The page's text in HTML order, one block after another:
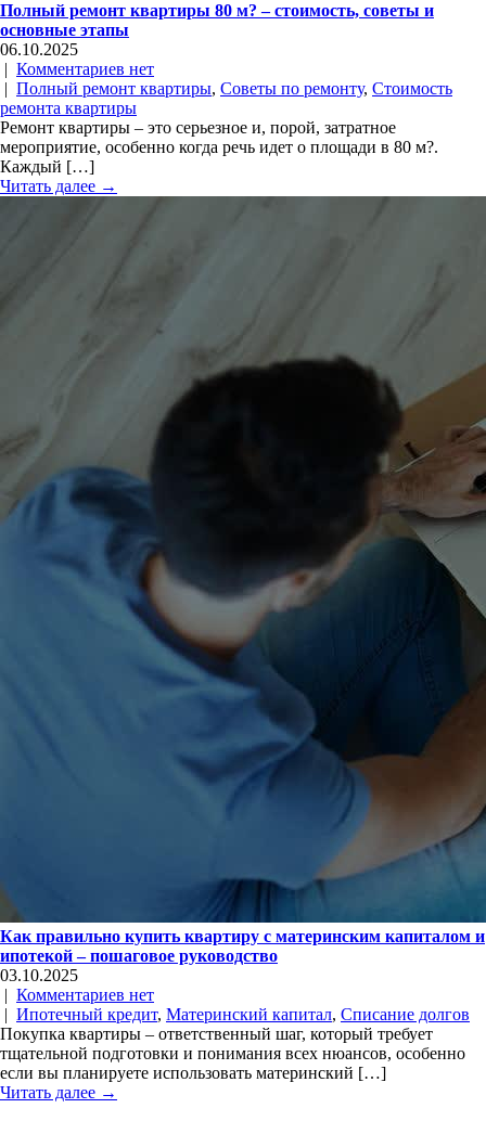
Полный ремонт квартиры 80 м? – стоимость, советы и
основные этапы
06.10.2025
| Комментариев нет
| Полный ремонт квартиры, Советы по ремонту, Стоимость
ремонта квартиры
Ремонт квартиры – это серьезное и, порой, затратное
мероприятие, особенно когда речь идет о площади в 80 м?.
Каждый […]
Читать далее →
Как правильно купить квартиру с материнским капиталом и
ипотекой – пошаговое руководство
03.10.2025
| Комментариев нет
| Ипотечный кредит, Материнский капитал, Списание долгов
Покупка квартиры – ответственный шаг, который требует
тщательной подготовки и понимания всех нюансов, особенно
если вы планируете использовать материнский […]
Читать далее →